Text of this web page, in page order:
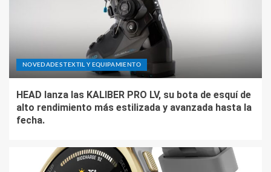
NOVEDADES TEXTIL Y EQUIPAMIENTO
HEAD lanza las KALIBER PRO LV, su bota de esquí de
alto rendimiento más estilizada y avanzada hasta la
fecha.